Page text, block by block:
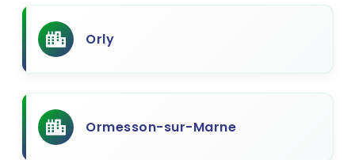
Orly
Ormesson-sur-Marne